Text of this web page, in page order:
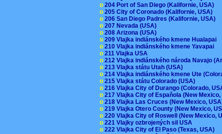
o 204 Port of San Diego (Kalifornie, USA)
o 205 City of Coronado (Kalifornie, USA)
o 206 San Diego Padres (Kalifornie, USA)
o 207 Nevada (USA)
o 208 Arizona (USA)
o 209 Vlajka indiánského kmene Hualapai
o 210 Vlajka indiánského kmene Yavapai
o 211 Vlajka USA
o 212 Vlajka indiánského národa Navajo
o 213 Vlajka státu Utah (USA)
o 214 Vlajka indiánského kmene Ute
o 215 Vlajka státu Colorado (USA)
o 216 Vlajka City of Durango (Colorado,
o 217 Vlajka City of Espaňola (New
o 218 Vlajka Las Cruces (New Mexico,
o 219 Vlajka Otero County (New Mexico,
o 220 Vlajka City of Roswell (New Mexico,
o 221 Vlajky ozbrojených sil USA
o 222 Vlajka City of El Paso (Texas, USA)